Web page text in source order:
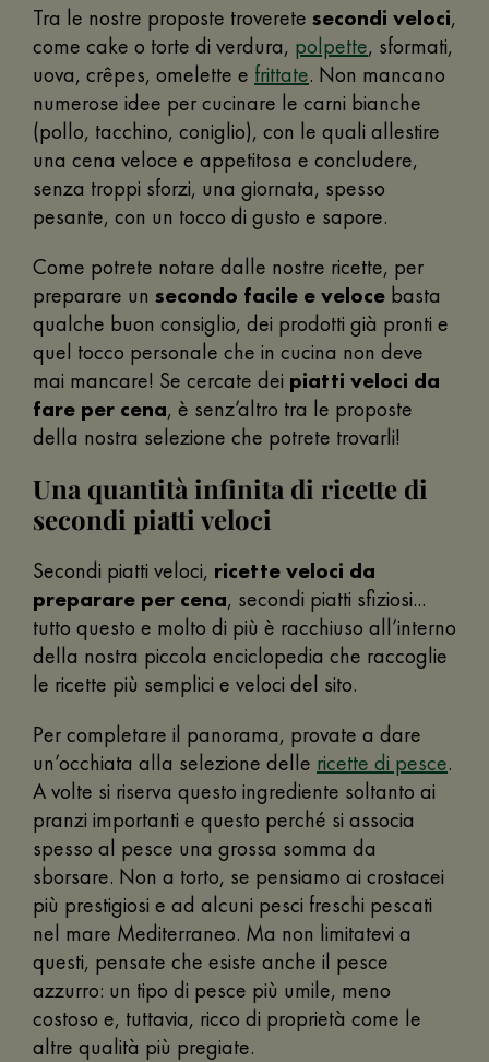
Tra le nostre proposte troverete secondi veloci,
come cake o torte di verdura, polpette, sformati,
uova, crêpes, omelette e frittate. Non mancano
numerose idee per cucinare le carni bianche
(pollo, tacchino, coniglio), con le quali allestire
una cena veloce e appetitosa e concludere,
senza troppi sforzi, una giornata, spesso
pesante, con un tocco di gusto e sapore.
Come potrete notare dalle nostre ricette, per
preparare un secondo facile e veloce basta
qualche buon consiglio, dei prodotti già pronti e
quel tocco personale che in cucina non deve
mai mancare! Se cercate dei piatti veloci da
fare per cena, è senz’altro tra le proposte
della nostra selezione che potrete trovarli!
Una quantità infinita di ricette di
secondi piatti veloci
Secondi piatti veloci, ricette veloci da
preparare per cena, secondi piatti sfiziosi...
tutto questo e molto di più è racchiuso all’interno
della nostra piccola enciclopedia che raccoglie
le ricette più semplici e veloci del sito.
Per completare il panorama, provate a dare
un’occhiata alla selezione delle ricette di pesce.
A volte si riserva questo ingrediente soltanto ai
pranzi importanti e questo perché si associa
spesso al pesce una grossa somma da
sborsare. Non a torto, se pensiamo ai crostacei
più prestigiosi e ad alcuni pesci freschi pescati
nel mare Mediterraneo. Ma non limitatevi a
questi, pensate che esiste anche il pesce
azzurro: un tipo di pesce più umile, meno
costoso e, tuttavia, ricco di proprietà come le
altre qualità più pregiate.